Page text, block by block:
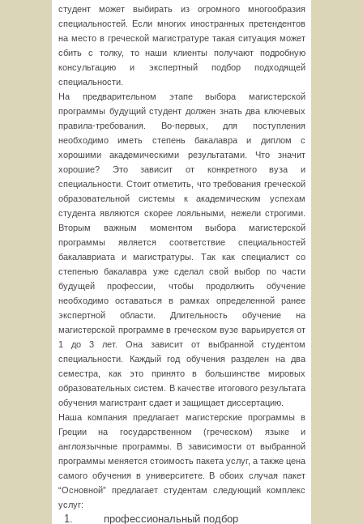
студент может выбирать из огромного многообразия
специальностей. Если многих иностранных претендентов
на место в греческой магистратуре такая ситуация может
сбить с толку, то наши клиенты получают подробную
консультацию и экспертный подбор подходящей
специальности.
На предварительном этапе выбора магистерской
программы будущий студент должен знать два ключевых
правила-требования. Во-первых, для поступления
необходимо иметь степень бакалавра и диплом с
хорошими академическими результатами. Что значит
хорошие? Это зависит от конкретного вуза и
специальности. Стоит отметить, что требования греческой
образовательной системы к академическим успехам
студента являются скорее лояльными, нежели строгими.
Вторым важным моментом выбора магистерской
программы является соответствие специальностей
бакалавриата и магистратуры. Так как специалист со
степенью бакалавра уже сделал свой выбор по части
будущей профессии, чтобы продолжить обучение
необходимо оставаться в рамках определенной ранее
экспертной области. Длительность обучение на
магистерской программе в греческом вузе варьируется от
1 до 3 лет. Она зависит от выбранной студентом
специальности. Каждый год обучения разделен на два
семестра, как это принято в большинстве мировых
образовательных систем. В качестве итогового результата
обучения магистрант сдает и защищает диссертацию.
Наша компания предлагает магистерские программы в
Греции на государственном (греческом) языке и
англоязычные программы. В зависимости от выбранной
программы меняется стоимость пакета услуг, а также цена
самого обучения в университете. В обоих случая пакет
“Основной” предлагает студентам следующий комплекс
услуг:
профессиональный подбор